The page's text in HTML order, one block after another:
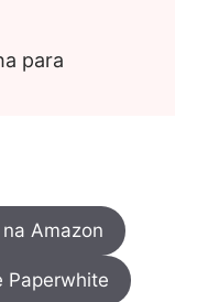
para
Amazon
Paperwhite